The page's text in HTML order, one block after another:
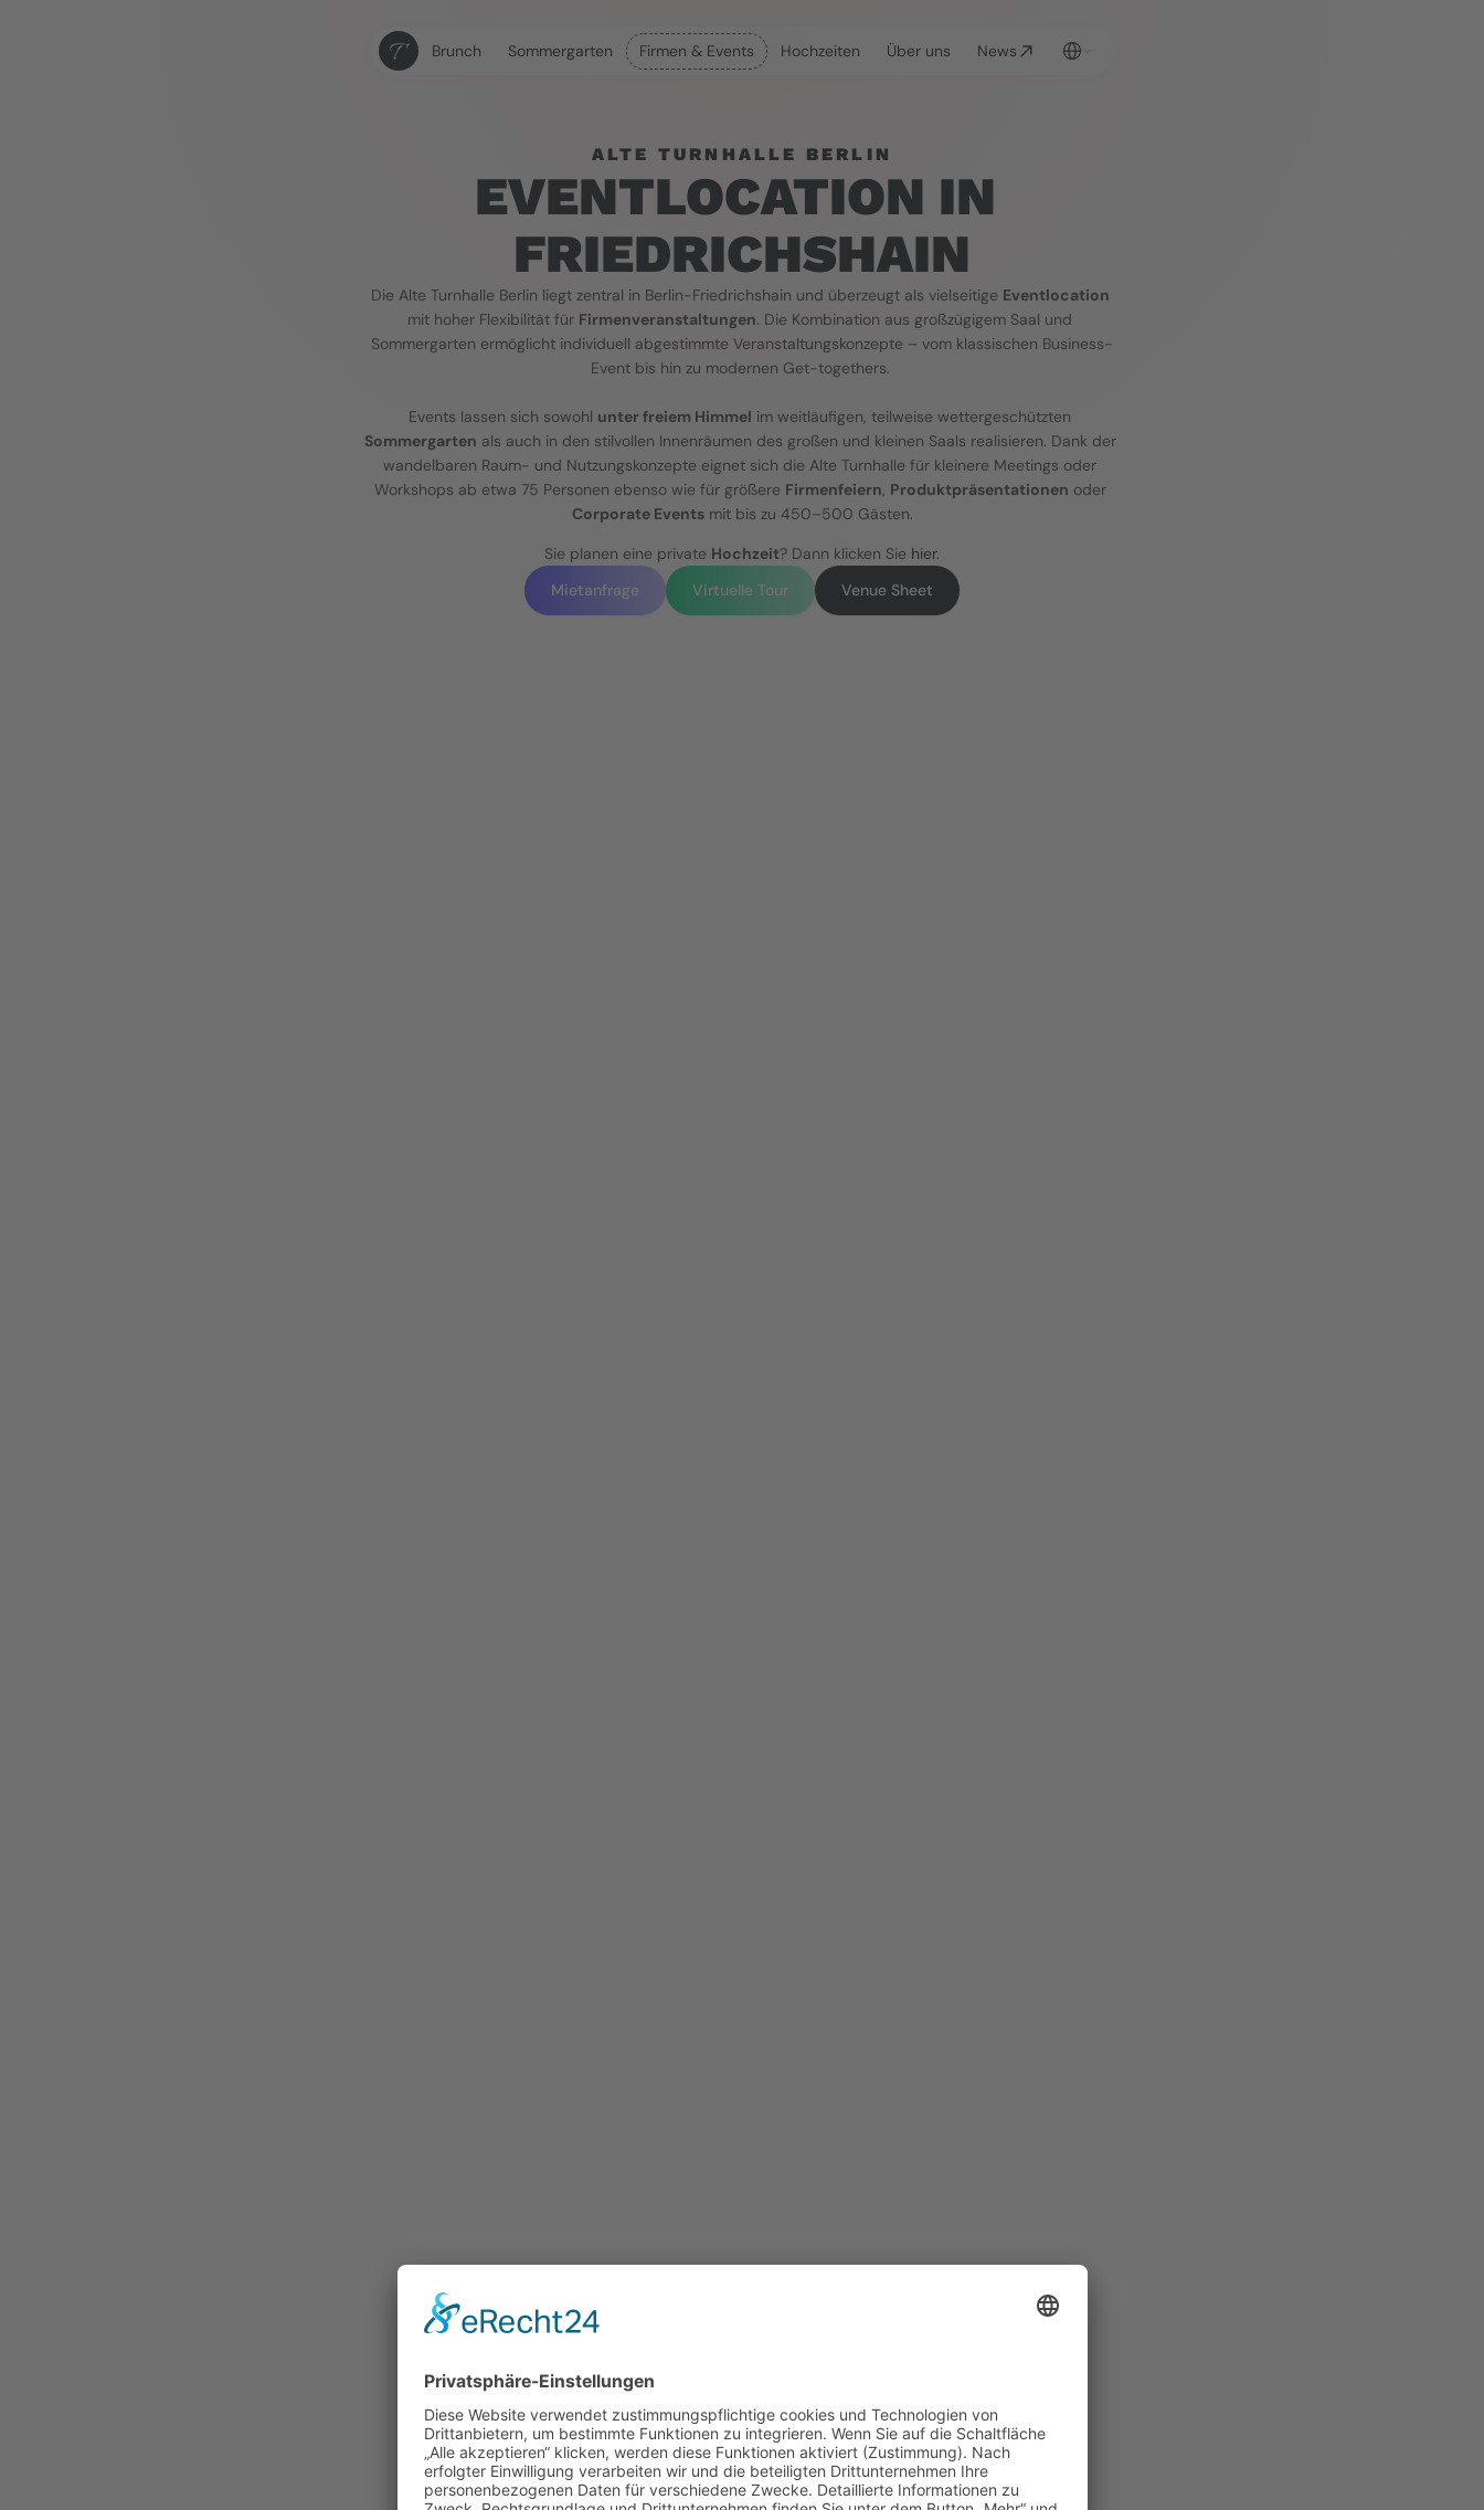
Brunch Sommergarten Firmen & Events Hochzeiten Über uns News Select Language
ALTE TURNHALLE BERLIN
EVENTLOCATION IN
FRIEDRICHSHAIN
Die Alte Turnhalle Berlin liegt zentral in Berlin-Friedrichshain und überzeugt als vielseitige Eventlocation
mit hoher Flexibilität für Firmenveranstaltungen. Die Kombination aus großzügigem Saal und
Sommergarten ermöglicht individuell abgestimmte Veranstaltungskonzepte – vom klassischen Business-
Event bis hin zu modernen Get-togethers.
Events lassen sich sowohl unter freiem Himmel
Sommergarten als auch in den stilvollen Innenräumen des großen und kleinen Saals realisieren. Dank der
wandelbaren Raum- und Nutzungskonzepte eignet sich die Alte Turnhalle für kleinere Meetings oder
Workshops ab etwa 75 Personen ebenso wie für größere Firmenfeiern, Produktpräsentationen
oder
Corporate Events mit bis zu 450–500 Gästen.
Sie planen eine private Hochzeit? Dann klicken Sie hier.
Mietanfrage
Virtuelle Tour Venue Sheet